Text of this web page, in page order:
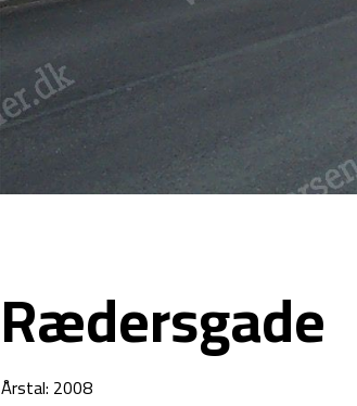
Rædersgade
Årstal: 2008